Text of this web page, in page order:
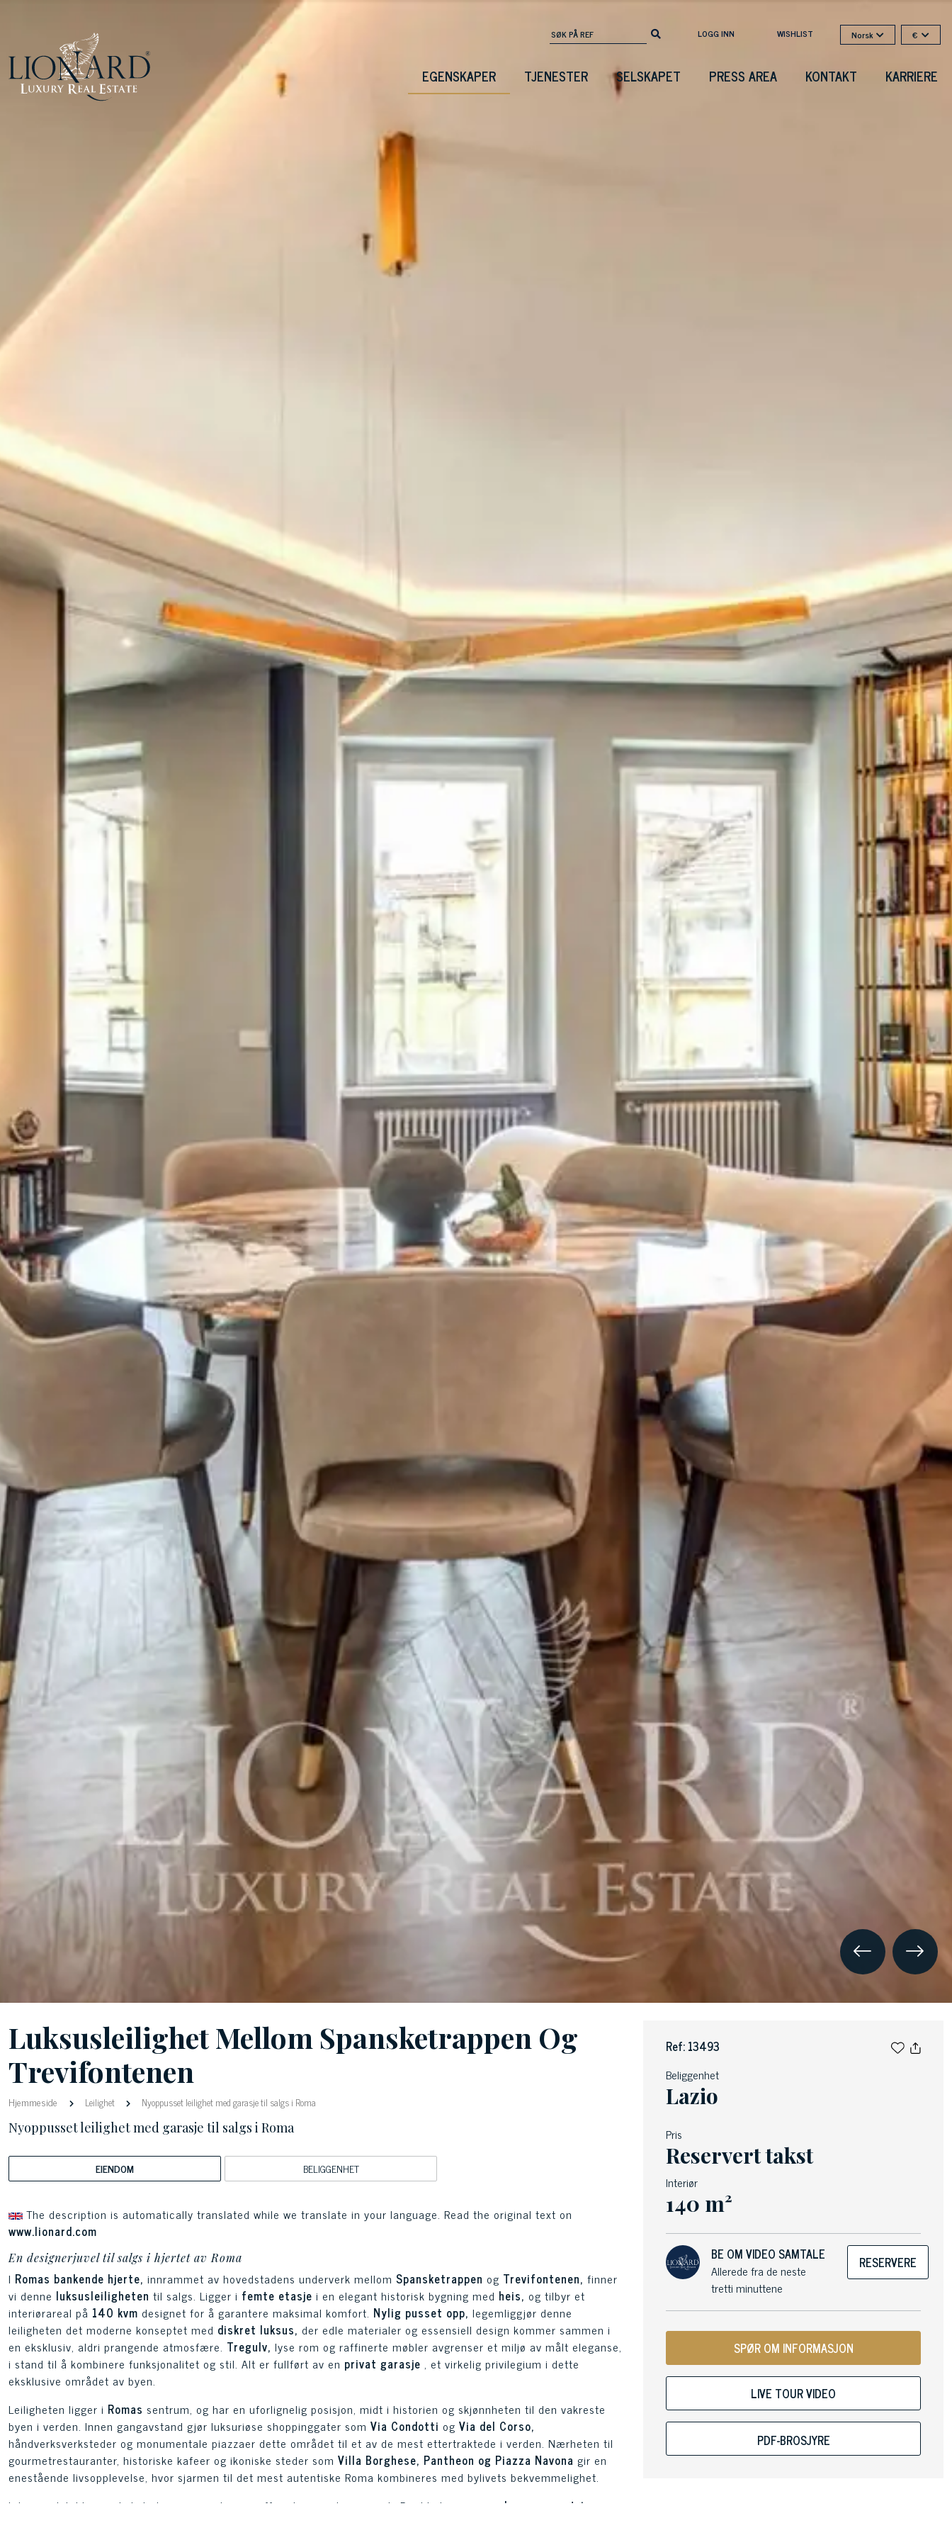
LOGG INN WISHLIST Norsk €
EGENSKAPER TJENESTER SELSKAPET PRESS AREA KONTAKT KARRIERE
Luksusleilighet Mellom Spansketrappen Og
Trevifontenen
Hjemmeside Leilighet Nyoppusset leilighet med garasje til salgs i Roma
Nyoppusset leilighet med garasje til salgs i Roma
EIENDOM BELIGGENHET
The description is automatically translated while we translate in your language. Read the original text on
www.lionard.com
En designerjuvel til salgs i hjertet av Roma
I Romas bankende hjerte, innrammet av hovedstadens underverk mellom Spansketrappen og Trevifontenen, finner
vi denne luksusleiligheten til salgs. Ligger i femte etasje i en elegant historisk bygning med heis, og tilbyr et
interiørareal på 140 kvm designet for å garantere maksimal komfort. Nylig pusset opp, legemliggjør denne
leiligheten det moderne konseptet med diskret luksus, der edle materialer og essensiell design kommer sammen i
en eksklusiv, aldri prangende atmosfære. Tregulv, lyse rom og raffinerte møbler avgrenser et miljø av målt eleganse,
i stand til å kombinere funksjonalitet og stil. Alt er fullført av en privat garasje , et virkelig privilegium i dette
eksklusive området av byen.
Leiligheten ligger i Romas sentrum, og har en uforlignelig posisjon, midt i historien og skjønnheten til den vakreste
byen i verden. Innen gangavstand gjør luksuriøse shoppinggater som Via Condotti og Via del Corso,
håndverksverksteder og monumentale piazzaer dette området til et av de mest ettertraktede i verden. Nærheten til
gourmetrestauranter, historiske kafeer og ikoniske steder som Villa Borghese, Pantheon og Piazza Navona gir en
enestående livsopplevelse, hvor sjarmen til det mest autentiske Roma kombineres med bylivets bekvemmelighet.
Interiørarkitekturen i leiligheten gjenspeiler en raffinert og moderne smak. Brudde linjer og
moderne geometrier
Ref: 13493
Beliggenhet
Lazio
Pris
Reservert takst
Interiør
140 m²
BE OM VIDEO SAMTALE
Allerede fra de neste
tretti minuttene
RESERVERE
SPØR OM INFORMASJON
LIVE TOUR VIDEO
PDF-BROSJYRE